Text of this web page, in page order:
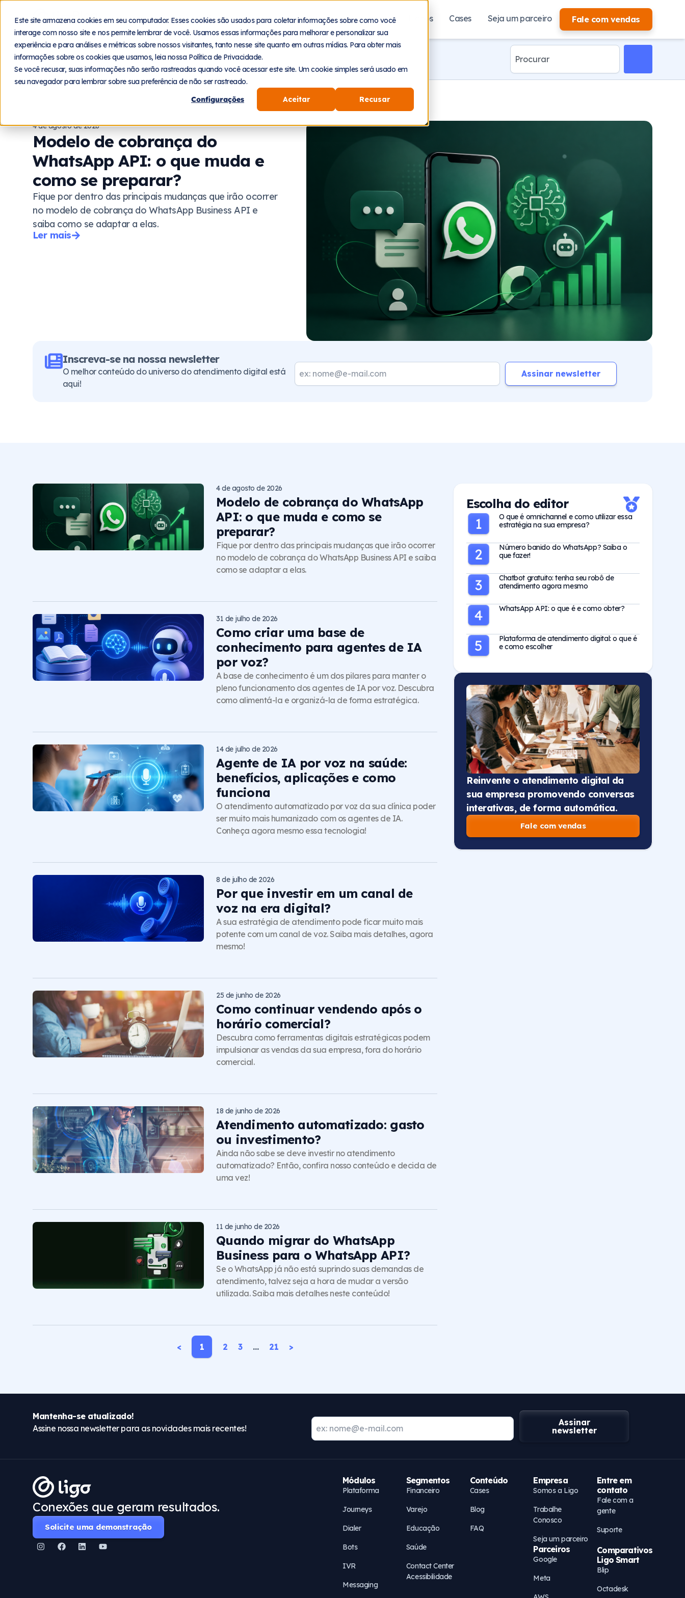
Este site armazena cookies em seu computador. Esses cookies são usados para coletar informações sobre como você
interage com nosso site e nos permite lembrar de você. Usamos essas informações para melhorar e personalizar sua
experiência e para análises e métricas sobre nossos visitantes, tanto nesse site quanto em outras mídias. Para obter mais
informações sobre os cookies que usamos, leia nossa Política de Privacidade.
Se você recusar, suas informações não serão rastreadas quando você acessar este site. Um cookie simples será usado em
seu navegador para lembrar sobre sua preferência de não ser rastreado.
Configurações
Aceitar Recusar
Blog Plataforma Segmentos Recursos Planos Cases Seja um parceiro Fale com vendas
4 de agosto de 2026
Modelo de cobrança do
WhatsApp API: o que muda e
como se preparar?
Fique por dentro das principais mudanças que irão ocorrer
no modelo de cobrança do WhatsApp Business API e
saiba como se adaptar a elas.
Ler mais
Inscreva-se na nossa newsletter
O melhor conteúdo do universo do atendimento digital está
aqui!
Assinar newsletter
Modelo de cobrança do WhatsApp
API: o que muda e como se
preparar?
4 de agosto de 2026
Fique por dentro das principais mudanças que irão ocorrer
no modelo de cobrança do WhatsApp Business API e saiba
como se adaptar a elas.
Como criar uma base de
conhecimento para agentes de IA
por voz?
31 de julho de 2026
A base de conhecimento é um dos pilares para manter o
pleno funcionamento dos agentes de IA por voz. Descubra
como alimentá-la e organizá-la de forma estratégica.
Agente de IA por voz na saúde:
benefícios, aplicações e como
funciona
14 de julho de 2026
O atendimento automatizado por voz da sua clínica poder
ser muito mais humanizado com os agentes de IA.
Conheça agora mesmo essa tecnologia!
Por que investir em um canal de
voz na era digital?
8 de julho de 2026
A sua estratégia de atendimento pode ficar muito mais
potente com um canal de voz. Saiba mais detalhes, agora
mesmo!
Como continuar vendendo após o
horário comercial?
25 de junho de 2026
Descubra como ferramentas digitais estratégicas podem
impulsionar as vendas da sua empresa, fora do horário
comercial.
Atendimento automatizado: gasto
ou investimento?
18 de junho de 2026
Ainda não sabe se deve investir no atendimento
automatizado? Então, confira nosso conteúdo e decida de
uma vez!
Quando migrar do WhatsApp
Business para o WhatsApp API?
11 de junho de 2026
Se o WhatsApp já não está suprindo suas demandas de
atendimento, talvez seja a hora de mudar a versão
utilizada. Saiba mais detalhes neste conteúdo!
< 1 2 3 … 21 >
Escolha do editor
O que é omnichannel e como utilizar essa
estratégia na sua empresa?
Número banido do WhatsApp? Saiba o
que fazer!
Chatbot gratuito: tenha seu robô de
atendimento agora mesmo
WhatsApp API: o que é e como obter?
Plataforma de atendimento digital: o que é
e como escolher
Reinvente o atendimento digital da
sua empresa promovendo conversas
interativas, de forma automática.
Fale com vendas
Mantenha-se atualizado!
Assine nossa newsletter para as novidades mais recentes!
Assinar
newsletter
Conexões que geram resultados.
Solicite uma demonstração
Módulos
Plataforma
Journeys
Dialer
Bots
IVR
Messaging
Segmentos
Financeiro
Varejo
Educação
Saúde
Contact Center
Acessibilidade
Conteúdo
Cases
Blog
FAQ
Empresa
Somos a Ligo
Trabalhe
Conosco
Seja um parceiro
Parceiros
Google
Meta
Entre em
contato
Fale com a
gente
Suporte
Comparativos
Ligo Smart
Blip
Octadesk